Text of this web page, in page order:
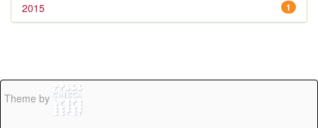
1
2015
Theme by